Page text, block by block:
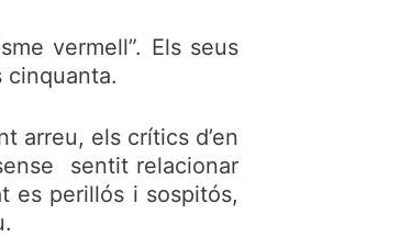
vermell”. Els seus
cinquanta.
arreu, els crítics d’en
sentit relacionar
es perillós i sospitós,